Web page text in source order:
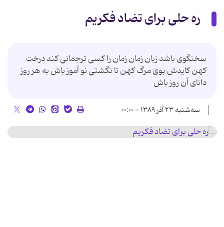
ره حلی برای تضاد فکریم
سخنگوى باشد زبان زمان زمان را كسى ترجمانى كند درخت
كهن كايدش بوى مرگ كهن تا نگشتى نو آموز باش به هر روز
داناى آن روز باش
سه‌شنبه ۲۳ آذر ۱۳۸۹ - ۰۰:۰۰